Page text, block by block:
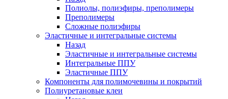
Полиолы, полиэфиры, преполимеры
Преполимеры
Сложные полиэфиры
Эластичные и интегральные системы
Назад
Эластичные и интегральные системы
Интегральные ППУ
Эластичные ППУ
Компоненты для полимочевины и покрытий
Полиуретановые клеи